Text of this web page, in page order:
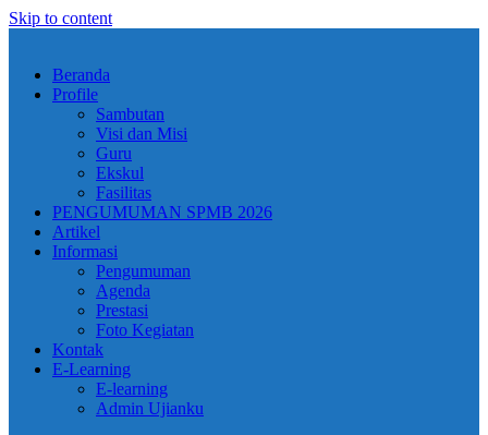
Skip to content
Beranda
Profile
Sambutan
Visi dan Misi
Guru
Ekskul
Fasilitas
PENGUMUMAN SPMB 2026
Artikel
Informasi
Pengumuman
Agenda
Prestasi
Foto Kegiatan
Kontak
E-Learning
E-learning
Admin Ujianku